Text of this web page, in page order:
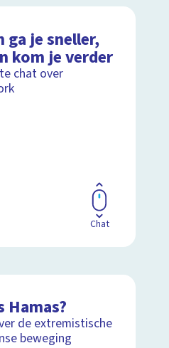
ga je sneller,
kom je verder
chat over
Chat
Hamas?
de extremistische
beweging